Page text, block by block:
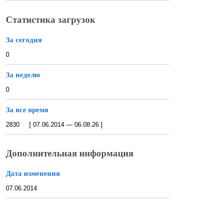
Статистика загрузок
За сегодня
0
За неделю
0
За все время
2830 [ 07.06.2014 — 06.08.26 ]
Дополнительная информация
Дата изменения
07.06.2014